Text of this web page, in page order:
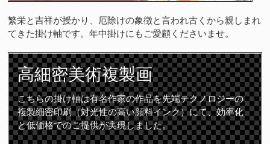
繁栄と吉祥が授かり、厄除けの象徴と言われ古くから親しまれ
てきた掛け軸です。年中掛けにもご愛顧くださいませ。
高細密美術複製画
こちらの掛け軸は有名作家の作品を先端テクノロジーの
複製細密印刷（対光性の高い顔料インク）にて、効率化
と低価格でのご提供が実現しました。